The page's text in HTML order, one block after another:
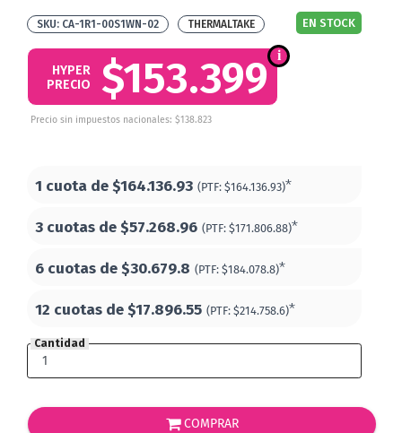
CA-1R1-00S1WN-02 EN STOCK
THERMALTAKE
$153.399
HYPER
PRECIO
Precio sin impuestos nacionales: $138.823
1 cuota de$164.136.93 (PTF: $164.136.93)*
3 cuotas de$57.268.96 (PTF: $171.806.88)*
6 cuotas de$30.679.8 (PTF: $184.078.8)*
12 cuotas de$17.896.55 (PTF: $214.758.6)*
Cantidad
COMPRAR